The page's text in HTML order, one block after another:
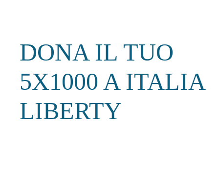
DONA IL TUO
5X1000 A ITALIA
LIBERTY